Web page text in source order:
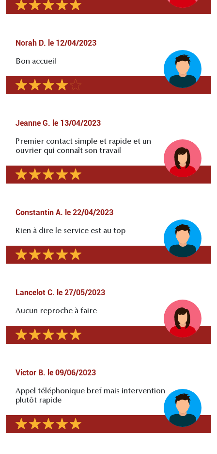
Norah D. le 12/04/2023
Bon accueil
Jeanne G. le 13/04/2023
Premier contact simple et rapide et un
ouvrier qui connaît son travail
Constantin A. le 22/04/2023
Rien à dire le service est au top
Lancelot C. le 27/05/2023
Aucun reproche à faire
Victor B. le 09/06/2023
Appel téléphonique bref mais intervention
plutôt rapide